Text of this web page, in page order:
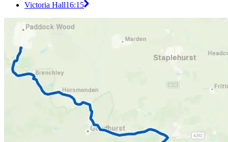
Victoria Hall16:15